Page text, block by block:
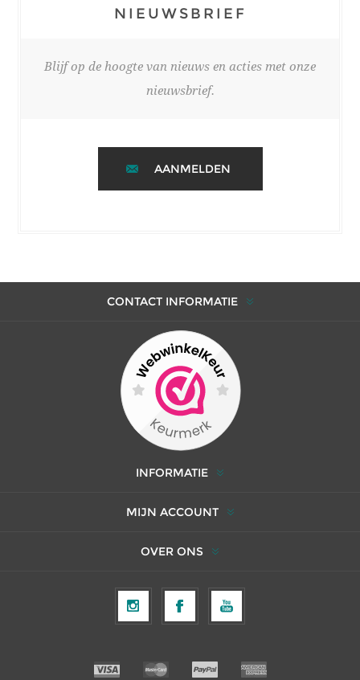
NIEUWSBRIEF
Blijf op de hoogte van nieuws en acties met onze
nieuwsbrief.
AANMELDEN
CONTACT INFORMATIE
INFORMATIE
MIJN ACCOUNT
OVER ONS